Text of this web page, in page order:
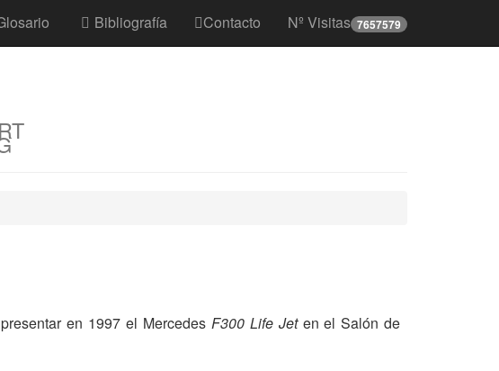
Bibliografía Contacto Nº Visitas 7657579
en 1997 el Mercedes F300 Life Jeten el Salón de